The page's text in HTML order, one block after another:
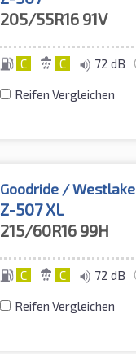
205/55R16 91V
C C 72 dB
Reifen Vergleichen
Goodride / Westlake
Z-507 XL
215/60R16 99H
C C 72 dB
Reifen Vergleichen